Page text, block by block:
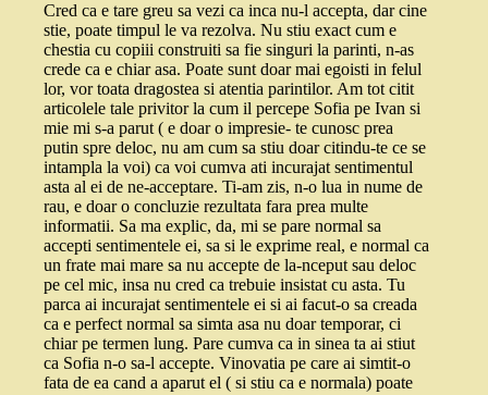
Cred ca e tare greu sa vezi ca inca nu-l accepta, dar cine
stie, poate timpul le va rezolva. Nu stiu exact cum e
chestia cu copiii construiti sa fie singuri la parinti, n-as
crede ca e chiar asa. Poate sunt doar mai egoisti in felul
lor, vor toata dragostea si atentia parintilor. Am tot citit
articolele tale privitor la cum il percepe Sofia pe Ivan si
mie mi s-a parut ( e doar o impresie- te cunosc prea
putin spre deloc, nu am cum sa stiu doar citindu-te ce se
intampla la voi) ca voi cumva ati incurajat sentimentul
asta al ei de ne-acceptare. Ti-am zis, n-o lua in nume de
rau, e doar o concluzie rezultata fara prea multe
informatii. Sa ma explic, da, mi se pare normal sa
accepti sentimentele ei, sa si le exprime real, e normal ca
un frate mai mare sa nu accepte de la-nceput sau deloc
pe cel mic, insa nu cred ca trebuie insistat cu asta. Tu
parca ai incurajat sentimentele ei si ai facut-o sa creada
ca e perfect normal sa simta asa nu doar temporar, ci
chiar pe termen lung. Pare cumva ca in sinea ta ai stiut
ca Sofia n-o sa-l accepte. Vinovatia pe care ai simtit-o
fata de ea cand a aparut el ( si stiu ca e normala) poate